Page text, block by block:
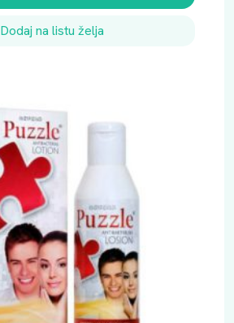
Dodaj na listu želja